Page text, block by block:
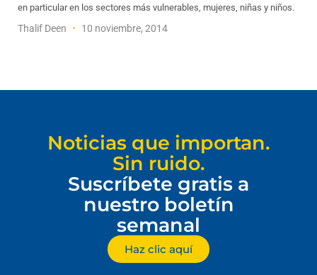
en particular en los sectores más vulnerables, mujeres, niñas y niños.
Thalif Deen 10 noviembre, 2014
Noticias que importan.
Sin ruido.
Suscríbete gratis a
nuestro boletín
semanal
Haz clic aquí